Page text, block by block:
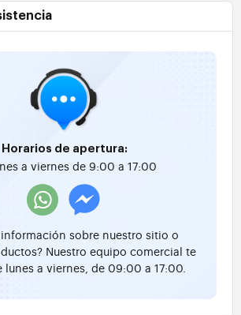
Horarios de apertura:
a viernes de 9:00 a 17:00
información sobre nuestro sitio o
Nuestro equipo comercial te
lunes a viernes, de 09:00 a 17:00.